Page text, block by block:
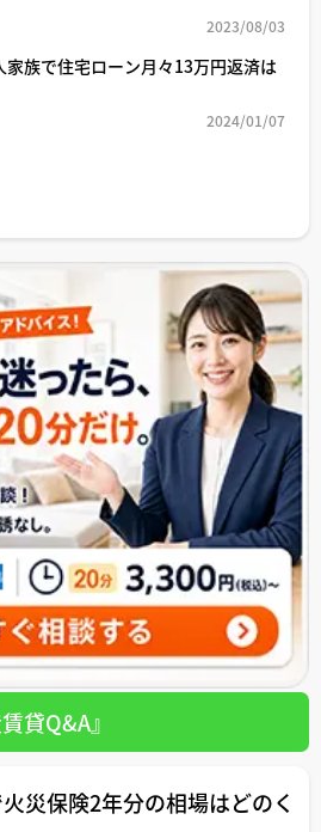
2023/08/03
族で住宅ローン月々13万円返済は
2024/01/07
貸Q&A』
災保険2年分の相場はどのく